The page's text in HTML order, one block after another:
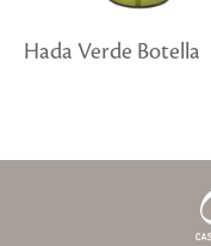
Hada Verde Botella